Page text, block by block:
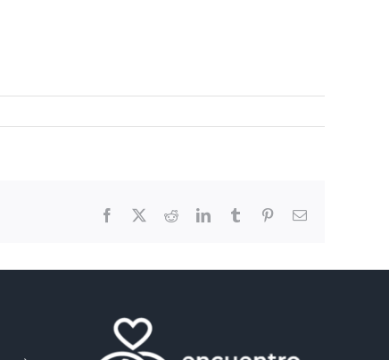
Facebook RedditLinkedInTumblr PinterestEmail